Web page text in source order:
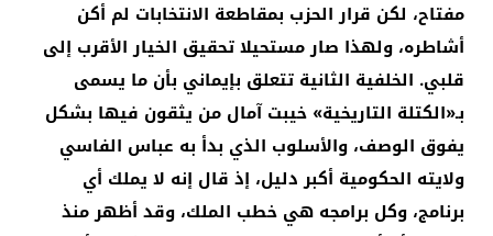
مفتاح، لكن قرار الحزب بمقاطعة الانتخابات لم أكن
أشاطره، ولهذا صار مستحيلا تحقيق الخيار الأقرب إلى
قلبي. الخلفية الثانية تتعلق بإيماني بأن ما يسمى
بـ«الكتلة التاريخية» خيبت آمال من يثقون فيها بشكل
يفوق الوصف، والأسلوب الذي بدأ به عباس الفاسي
ولايته الحكومية أكبر دليل، إذ قال إنه لا يملك أي
برنامج، وكل برامجه هي خطب الملك، وقد أظهر منذ